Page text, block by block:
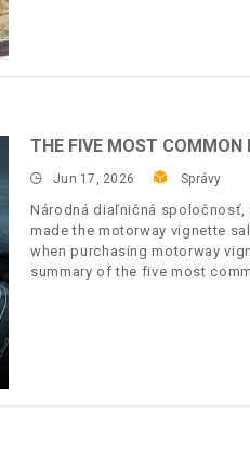
THE FIVE MOST COMMON
Jun 17, 2026 Správy
Národná diaľničná spoločnosť,
made the motorway vignette
when purchasing motorway
summary of the five most